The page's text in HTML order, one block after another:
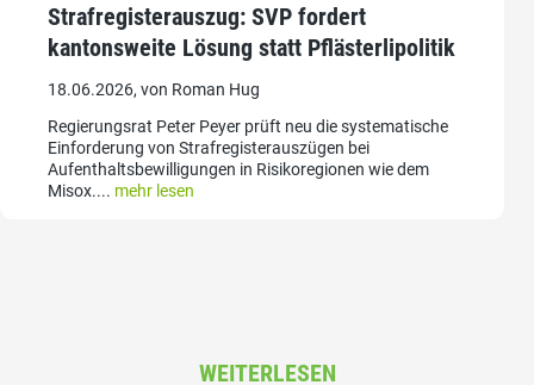
Strafregisterauszug: SVP fordert
kantonsweite Lösung statt Pflästerlipolitik
18.06.2026, von Roman Hug
Regierungsrat Peter Peyer prüft neu die systematische
Einforderung von Strafregisterauszügen bei
Aufenthaltsbewilligungen in Risikoregionen wie dem
Misox.... mehr lesen
WEITERLESEN